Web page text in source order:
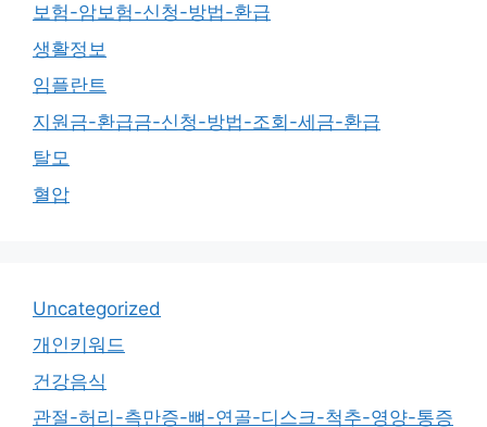
보험-암보험-신청-방법-환급
생활정보
임플란트
지원금-환급금-신청-방법-조회-세금-환급
탈모
혈압
Uncategorized
개인키워드
건강음식
관절-허리-측만증-뼈-연골-디스크-척추-영양-통증